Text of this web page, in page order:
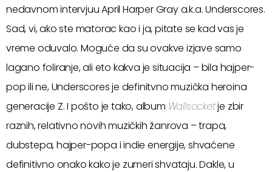
nedavnom intervjuu April Harper Gray a.k.a. Underscores.
Sad, vi, ako ste matorac kao i ja, pitate se kad vas je
vreme oduvalo. Moguće da su ovakve izjave samo
lagano foliranje, ali eto kakva je situacija – bila hajper-
pop ili ne, Underscores je definitvno muzička heroina
generacije Z. I pošto je tako, album Wallsocketje zbir
raznih, relativno novih muzičkih žanrova – trapa,
dubstepa, hajper-popa i indie energije, shvaćene
definitivno onako kako je zumeri shvataju. Dakle, u